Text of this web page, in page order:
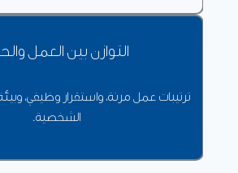
التوازن بين العمل والحياة
ترتيبات عمل مرنة، واستقرار وظيفي، وبيئة
الشخصية.